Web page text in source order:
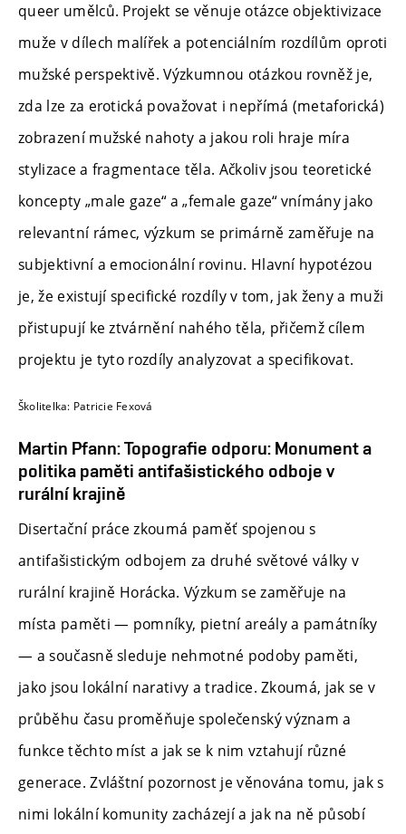
queer umělců. Projekt se věnuje otázce objektivizace
muže v dílech malířek a potenciálním rozdílům oproti
mužské perspektivě. Výzkumnou otázkou rovněž je,
zda lze za erotická považovat i nepřímá (metaforická)
zobrazení mužské nahoty a jakou roli hraje míra
stylizace a fragmentace těla. Ačkoliv jsou teoretické
koncepty „male gaze“ a „female gaze“ vnímány jako
relevantní rámec, výzkum se primárně zaměřuje na
subjektivní a emocionální rovinu. Hlavní hypotézou
je, že existují specifické rozdíly v tom, jak ženy a muži
přistupují ke ztvárnění nahého těla, přičemž cílem
projektu je tyto rozdíly analyzovat a specifikovat.
Školitelka: Patricie Fexová
Martin Pfann: Topografie odporu: Monument a
politika paměti antifašistického odboje v
rurální krajině
Disertační práce zkoumá paměť spojenou s
antifašistickým odbojem za druhé světové války v
rurální krajině Horácka. Výzkum se zaměřuje na
místa paměti — pomníky, pietní areály a památníky
— a současně sleduje nehmotné podoby paměti,
jako jsou lokální narativy a tradice. Zkoumá, jak se v
průběhu času proměňuje společenský význam a
funkce těchto míst a jak se k nim vztahují různé
generace. Zvláštní pozornost je věnována tomu, jak s
nimi lokální komunity zacházejí a jak na ně působí